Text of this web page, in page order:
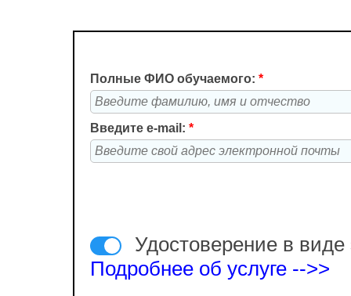
Полные ФИО обучаемого: *
Введите e-mail: *
Удостоверение в виде
Подробнее об услуге -->>